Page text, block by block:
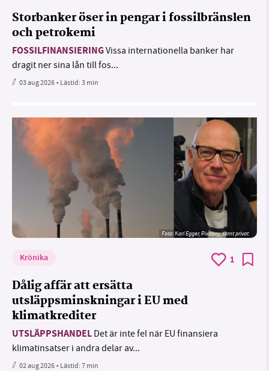
Storbanker öser in pengar i fossilbränslen
och petrokemi
FOSSILFINANSIERINGVissa internationella banker har
dragit ner sina lån till fos...
03 aug 2026• Lästid:3 min
Foto:Karl Egger, Pixabay, samt privat
Krönika 1
Dålig affär att ersätta
utsläppsminskningar i EU med
klimatkrediter
UTSLÄPPSHANDEL Det är inte fel när EU finansiera
klimatinsatser i andra delar av...
02 aug 2026• Lästid:7 min